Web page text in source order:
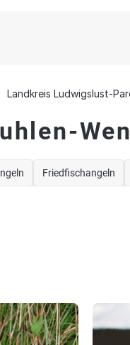
Landkreis Ludwigslust-
Friedfischangeln